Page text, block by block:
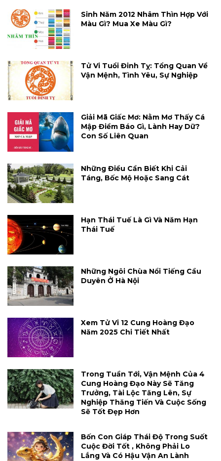
Sinh Năm 2012 Nhâm Thìn Hợp Với
Màu Gì? Mua Xe Màu Gì?
Tử Vi Tuổi Đinh Tỵ: Tổng Quan Về
Vận Mệnh, Tình Yêu, Sự Nghiệp
Giải Mã Giấc Mơ: Nằm Mơ Thấy Cá
Mập Điềm Báo Gì, Lành Hay Dữ?
Con Số Liên Quan
Những Điều Cần Biết Khi Cải
Táng, Bốc Mộ Hoặc Sang Cát
Hạn Thái Tuế Là Gì Và Năm Hạn
Thái Tuế
Những Ngôi Chùa Nổi Tiếng Cầu
Duyên Ở Hà Nội
Xem Tử Vi 12 Cung Hoàng Đạo
Năm 2025 Chi Tiết Nhất
Trong Tuần Tới, Vận Mệnh Của 4
Cung Hoàng Đạo Này Sẽ Tăng
Trưởng, Tài Lộc Tăng Lên, Sự
Nghiệp Thăng Tiến Và Cuộc Sống
Sẽ Tốt Đẹp Hơn
Bốn Con Giáp Thái Độ Trong Suốt
Cuộc Đời Tốt , Không Phải Lo
Lắng Và Có Hậu Vận An Lành